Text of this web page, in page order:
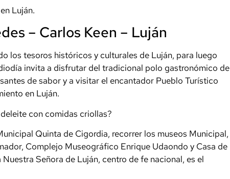
Luján.
– Carlos Keen – Luján
los tesoros históricos y culturales de Luján, para luego
invita a disfrutar del tradicional polo gastronómico de
de sabor y a visitar el encantador Pueblo Turístico
en Luján.
con comidas criollas?
Quinta de Cigordia, recorrer los museos Municipal,
Complejo Museográfico Enrique Udaondo y Casa de
Señora de Luján, centro de fe nacional, es el